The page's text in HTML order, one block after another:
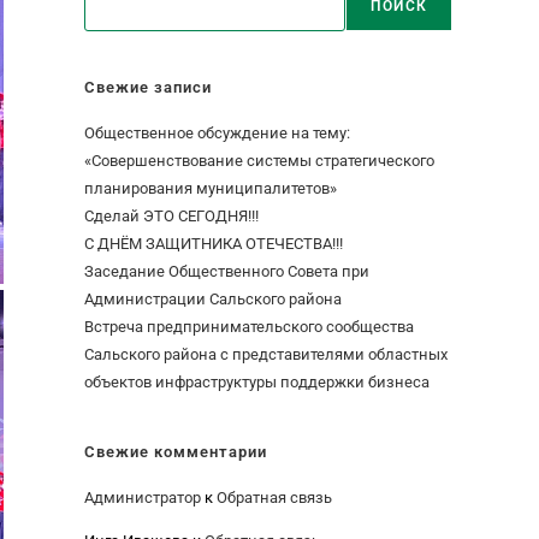
ПОИСК
Свежие записи
Общественное обсуждение на тему:
«Совершенствование системы стратегического
планирования муниципалитетов»
Сделай ЭТО СЕГОДНЯ!!!
С ДНЁМ ЗАЩИТНИКА ОТЕЧЕСТВА!!!
Заседание Общественного Совета при
Администрации Сальского района
Встреча предпринимательского сообщества
Сальского района с представителями областных
объектов инфраструктуры поддержки бизнеса
Свежие комментарии
Администратор к Обратная связь